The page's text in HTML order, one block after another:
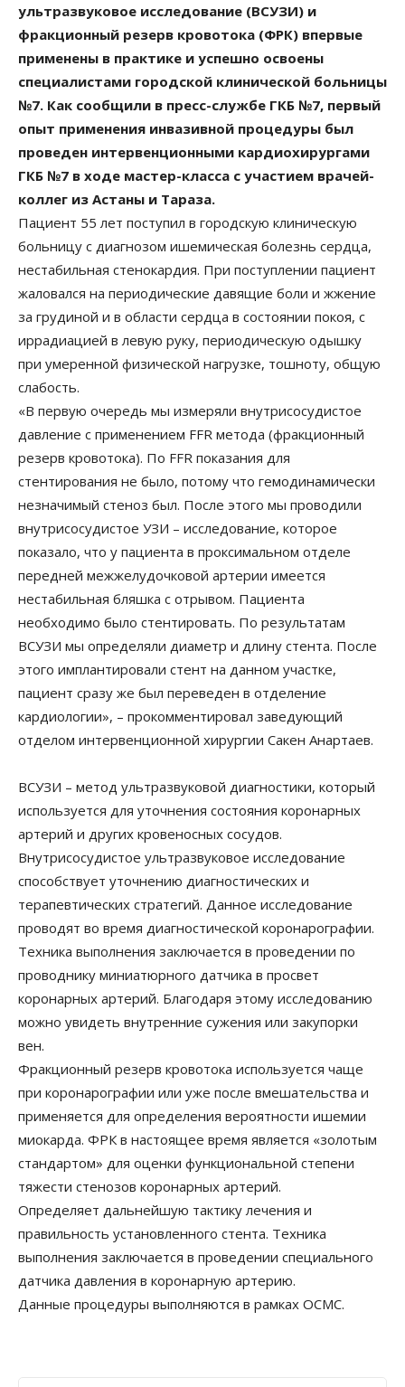
ультразвуковое исследование (ВСУЗИ) и
фракционный резерв кровотока (ФРК) впервые
применены в практике и успешно освоены
специалистами городской клинической больницы
№7. Как сообщили в пресс-службе ГКБ №7, первый
опыт применения инвазивной процедуры был
проведен интервенционными кардиохирургами
ГКБ №7 в ходе мастер-класса с участием врачей-
коллег из Астаны и Тараза.
Пациент 55 лет поступил в городскую клиническую
больницу с диагнозом ишемическая болезнь сердца,
нестабильная стенокардия. При поступлении пациент
жаловался на периодические давящие боли и жжение
за грудиной и в области сердца в состоянии покоя, с
иррадиацией в левую руку, периодическую одышку
при умеренной физической нагрузке, тошноту, общую
слабость.
«В первую очередь мы измеряли внутрисосудистое
давление с применением FFR метода (фракционный
резерв кровотока). По FFR показания для
стентирования не было, потому что гемодинамически
незначимый стеноз был. После этого мы проводили
внутрисосудистое УЗИ – исследование, которое
показало, что у пациента в проксимальном отделе
передней межжелудочковой артерии имеется
нестабильная бляшка с отрывом. Пациента
необходимо было стентировать. По результатам
ВСУЗИ мы определяли диаметр и длину стента. После
этого имплантировали стент на данном участке,
пациент сразу же был переведен в отделение
кардиологии», – прокомментировал заведующий
отделом интервенционной хирургии Сакен Анартаев.
ВСУЗИ – метод ультразвуковой диагностики, который
используется для уточнения состояния коронарных
артерий и других кровеносных сосудов.
Внутрисосудистое ультразвуковое исследование
способствует уточнению диагностических и
терапевтических стратегий. Данное исследование
проводят во время диагностической коронарографии.
Техника выполнения заключается в проведении по
проводнику миниатюрного датчика в просвет
коронарных артерий. Благодаря этому исследованию
можно увидеть внутренние сужения или закупорки
вен.
Фракционный резерв кровотока используется чаще
при коронарографии или уже после вмешательства и
применяется для определения вероятности ишемии
миокарда. ФРК в настоящее время является «золотым
стандартом» для оценки функциональной степени
тяжести стенозов коронарных артерий.
Определяет дальнейшую тактику лечения и
правильность установленного стента. Техника
выполнения заключается в проведении специального
датчика давления в коронарную артерию.
Данные процедуры выполняются в рамках ОСМС.